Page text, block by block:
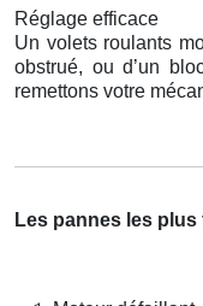
Réglage efficace
Un volets roulants
obstrué, ou d’un
remettons votre
Les pannes les